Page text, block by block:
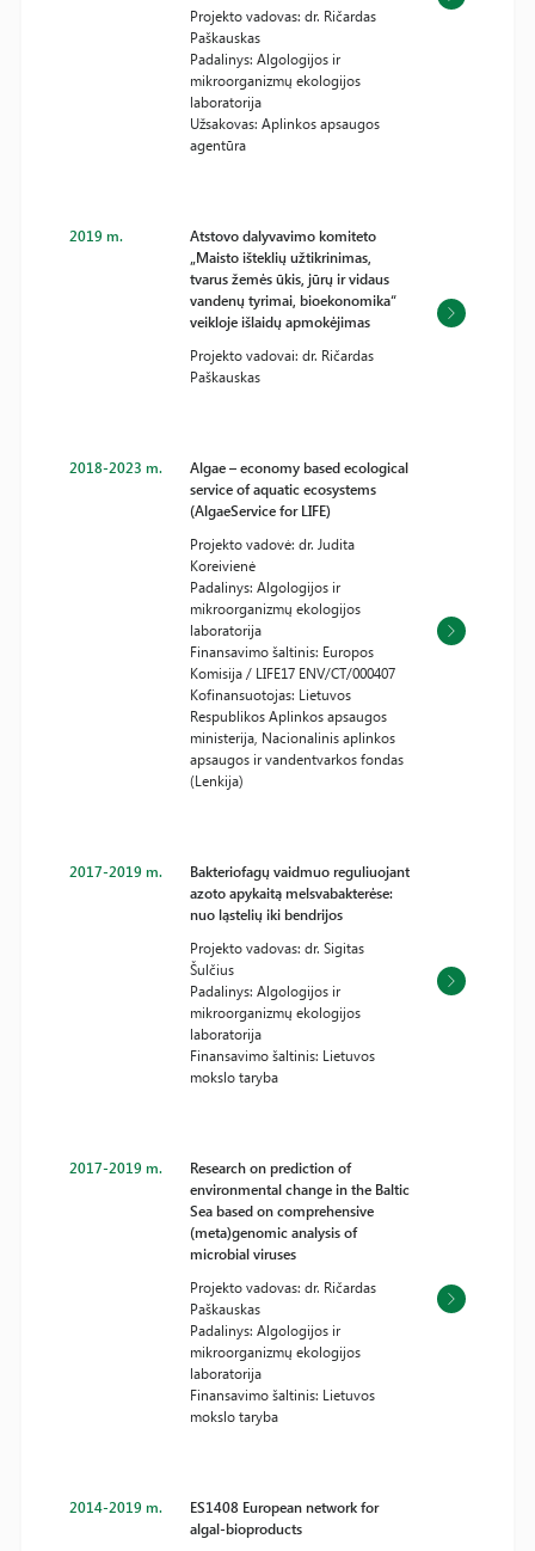
Projekto vadovas: dr. Ričardas
Paškauskas
Padalinys: Algologijos ir
mikroorganizmų ekologijos
laboratorija
Užsakovas: Aplinkos apsaugos
agentūra
2019 m.
Atstovo dalyvavimo komiteto
„Maisto išteklių užtikrinimas,
tvarus žemės ūkis, jūrų ir vidaus
vandenų tyrimai, bioekonomika“
veikloje išlaidų apmokėjimas
Projekto vadovai: dr. Ričardas
Paškauskas
2018-2023 m.
Algae – economy based ecological
service of aquatic ecosystems
(AlgaeService for LIFE)
Projekto vadovė: dr. Judita
Koreivienė
Padalinys: Algologijos ir
mikroorganizmų ekologijos
laboratorija
Finansavimo šaltinis: Europos
Komisija / LIFE17 ENV/CT/000407
Kofinansuotojas: Lietuvos
Respublikos Aplinkos apsaugos
ministerija, Nacionalinis aplinkos
apsaugos ir vandentvarkos fondas
(Lenkija)
2017-2019 m.
Bakteriofagų vaidmuo reguliuojant
azoto apykaitą melsvabakterėse:
nuo ląstelių iki bendrijos
Projekto vadovas: dr. Sigitas
Šulčius
Padalinys: Algologijos ir
mikroorganizmų ekologijos
laboratorija
Finansavimo šaltinis: Lietuvos
mokslo taryba
2017-2019 m.
Research on prediction of
environmental change in the Baltic
Sea based on comprehensive
(meta)genomic analysis of
microbial viruses
Projekto vadovas: dr. Ričardas
Paškauskas
Padalinys: Algologijos ir
mikroorganizmų ekologijos
laboratorija
Finansavimo šaltinis: Lietuvos
mokslo taryba
2014-2019 m.
ES1408 European network for
algal-bioproducts